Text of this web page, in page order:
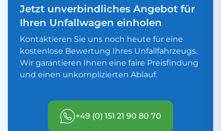
Jetzt unverbindliches Angebot für
Ihren Unfallwagen einholen
Kontaktieren Sie uns noch heute für eine
kostenlose Bewertung Ihres Unfallfahrzeugs.
Wir garantieren Ihnen eine faire Preisfindung
und einen unkomplizierten Ablauf.
+49 (0) 151 21 90 80 70